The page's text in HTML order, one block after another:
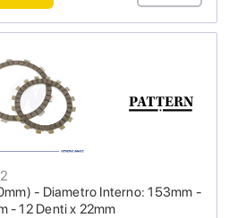
- Diametro Interno: 153mm -
- 12 Denti x 22mm